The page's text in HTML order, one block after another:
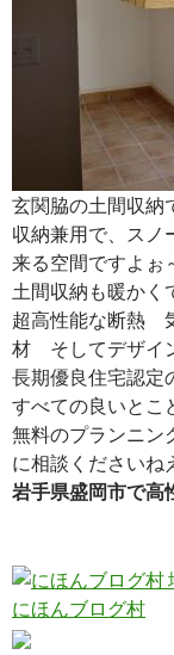
玄関脇の土間収納
収納兼用で、スノ
来る空間ですよぉ
土間収納も暖かく
超高性能な断熱
材 そしてデザイ
長期優良住宅認
すべての良いとこ
無料のプランニン
に相談くださいね
岩手県盛岡市で高
インデ
にほんブログ村